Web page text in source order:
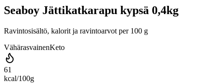
Seaboy Jättikatkarapu kypsä 0,4kg
Ravintosisältö, kalorit ja ravintoarvot per 100 g
VähärasvainenKeto
61
kcal/100g